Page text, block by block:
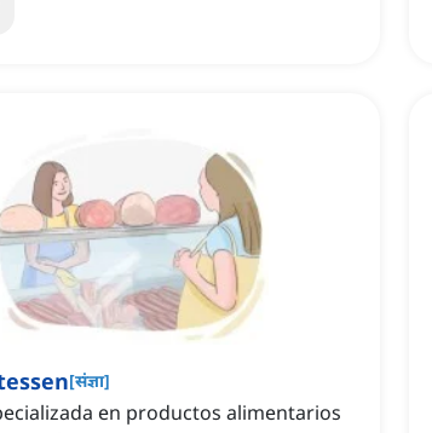
[संज्ञा]
en productos alimentarios